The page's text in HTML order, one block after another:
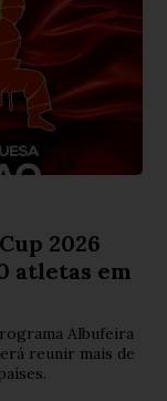
2026
atletas em
Albufeira
reunir mais de